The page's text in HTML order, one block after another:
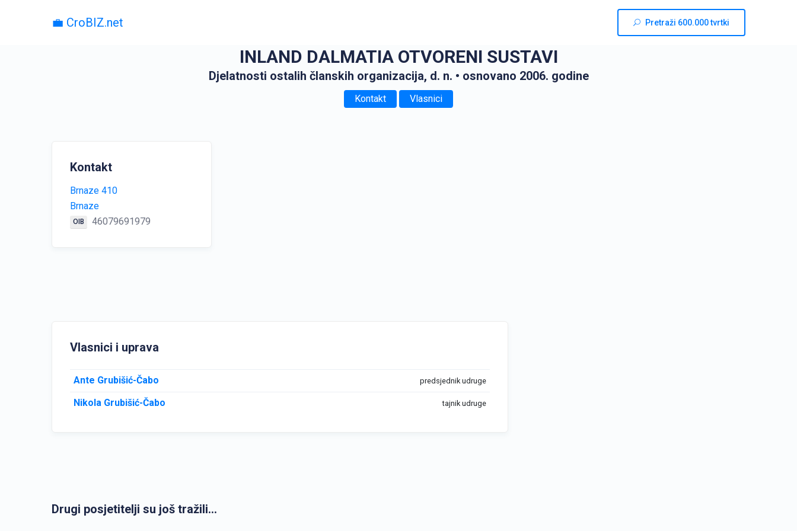
💼 CroBIZ.net Pretraži 600.000 tvrtki
INLAND DALMATIA OTVORENI SUSTAVI
Djelatnosti ostalih članskih organizacija, d. n. • osnovano 2006. godine
Kontakt Vlasnici
Kontakt
Brnaze 410
Brnaze
OIB 46079691979
Vlasnici i uprava
Ante Grubišić-Čabo predsjednik udruge
Nikola Grubišić-Čabo tajnik udruge
Drugi posjetitelji su još tražili...